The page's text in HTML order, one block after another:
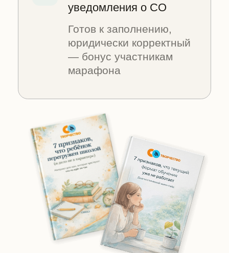
ВЫБЕРИТЕ МЕССЕНДЖЕР
Бесплатно · Без обязательств · В удобном
— Анастасия Калмыкова,
основатель СОтворчества
«Я сама мама четырёх детей
на СО. Знаю, как страшно
начинать. Марафон — это
первый спокойный шаг.»
ВКонтакте
Хочу получить подарки